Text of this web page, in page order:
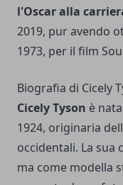
l'Oscar alla
2019, pur avendo
1973, per il film
Biografia di Cicely
Cicely Tyson è
1924, originaria
occidentali. La sua
ma come modella